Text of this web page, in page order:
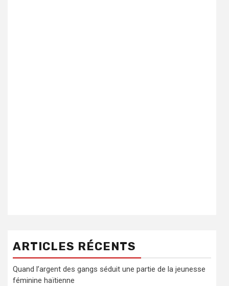
ARTICLES RÉCENTS
Quand l’argent des gangs séduit une partie de la jeunesse
féminine haïtienne